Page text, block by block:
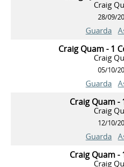
Craig
28/09/
Guarda
Craig Quam - 1
Craig
05/10/
Guarda
Craig Quam -
Craig
12/10/
Guarda
Craig Quam -
Craig